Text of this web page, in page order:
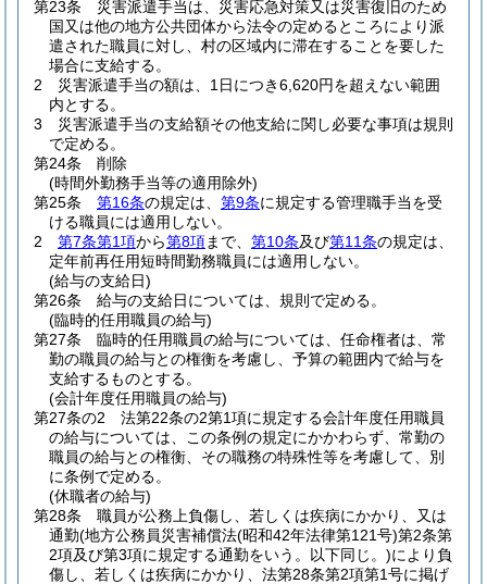
第23条
災害派遣手当は、災害応急対策又は災害復旧のため
国又は他の地方公共団体から法令の定めるところにより派
遣された職員に対し、村の区域内に滞在することを要した
場合に支給する。
2
災害派遣手当の額は、1日につき6,620円を超えない範囲
内とする。
3
災害派遣手当の支給額その他支給に関し必要な事項は規則
で定める。
第24条
削除
(時間外勤務手当等の適用除外)
第25条
第16条の規定は、 第9条に規定する管理職手当を受
ける職員には適用しない。
2
第7条第1項から第8項まで、 第10条及び第11条の規定は、
定年前再任用短時間勤務職員には適用しない。
(給与の支給日)
第26条
給与の支給日については、規則で定める。
(臨時的任用職員の給与)
第27条
臨時的任用職員の給与については、任命権者は、常
勤の職員の給与との権衡を考慮し、予算の範囲内で給与を
支給するものとする。
(会計年度任用職員の給与)
第27条の2
法第22条の2第1項に規定する会計年度任用職員
の給与については、この条例の規定にかかわらず、常勤の
職員の給与との権衡、その職務の特殊性等を考慮して、別
に条例で定める。
(休職者の給与)
第28条
職員が公務上負傷し、若しくは疾病にかかり、又は
通勤(地方公務員災害補償法(昭和42年法律第121号)第2条第
2項及び第3項に規定する通勤をいう。以下同じ。)により負
傷し、若しくは疾病にかかり、法第28条第2項第1号に掲げ